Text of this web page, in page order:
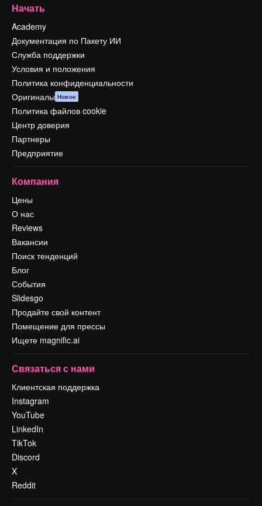
Начать
Academy
Документация по Пакету ИИ
Служба поддержки
Условия и положения
Политика конфиденциальности
Оригиналы Новое
Политика файлов cookie
Центр доверия
Партнеры
Предприятие
Компания
Цены
О нас
Reviews
Вакансии
Поиск тенденций
Блог
События
Slidesgo
Продайте свой контент
Помещение для прессы
Ищете magnific.ai
Связаться с нами
Клиентская поддержка
Instagram
YouTube
LinkedIn
TikTok
Discord
X
Reddit